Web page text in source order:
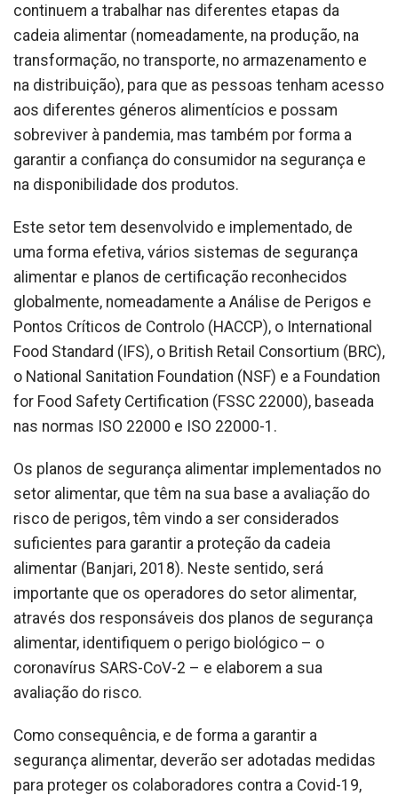
continuem a trabalhar nas diferentes etapas da
cadeia alimentar (nomeadamente, na produção, na
transformação, no transporte, no armazenamento e
na distribuição), para que as pessoas tenham acesso
aos diferentes géneros alimentícios e possam
sobreviver à pandemia, mas também por forma a
garantir a confiança do consumidor na segurança e
na disponibilidade dos produtos.
Este setor tem desenvolvido e implementado, de
uma forma efetiva, vários sistemas de segurança
alimentar e planos de certificação reconhecidos
globalmente, nomeadamente a Análise de Perigos e
Pontos Críticos de Controlo (HACCP), o International
Food Standard (IFS), o British Retail Consortium (BRC),
o National Sanitation Foundation (NSF) e a Foundation
for Food Safety Certification (FSSC 22000), baseada
nas normas ISO 22000 e ISO 22000-1.
Os planos de segurança alimentar implementados no
setor alimentar, que têm na sua base a avaliação do
risco de perigos, têm vindo a ser considerados
suficientes para garantir a proteção da cadeia
alimentar (Banjari, 2018). Neste sentido, será
importante que os operadores do setor alimentar,
através dos responsáveis dos planos de segurança
alimentar, identifiquem o perigo biológico – o
coronavírus SARS-CoV-2 – e elaborem a sua
avaliação do risco.
Como consequência, e de forma a garantir a
segurança alimentar, deverão ser adotadas medidas
para proteger os colaboradores contra a Covid-19,